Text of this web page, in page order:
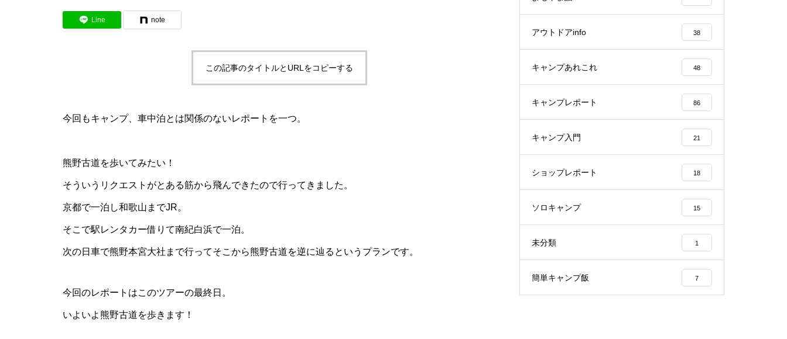
Line note
この記事のタイトルとURLをコピーする
今回もキャンプ、車中泊とは関係のないレポートを一つ。
熊野古道を歩いてみたい！
そういうリクエストがとある筋から飛んできたので行ってきました。
京都で一泊し和歌山までJR。
そこで駅レンタカー借りて南紀白浜で一泊。
次の日車で熊野本宮大社まで行ってそこから熊野古道を逆に辿るというプランです。
今回のレポートはこのツアーの最終日。
いよいよ熊野古道を歩きます！
アウトドアinfo 38
キャンプあれこれ 48
キャンプレポート 86
キャンプ入門 21
ショップレポート 18
ソロキャンプ 15
未分類 1
簡単キャンプ飯 7